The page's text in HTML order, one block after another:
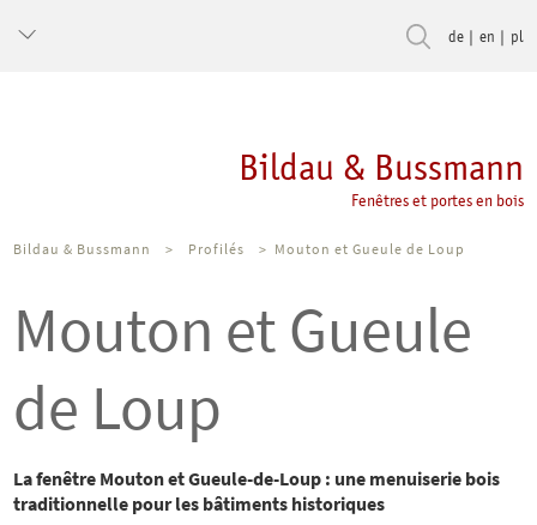
de en pl
Bildau & Bussmann
Fenêtres et portes en bois
Bildau & Bussmann > Profilés > Mouton et Gueule de Loup
Mouton et Gueule
de Loup
La fenêtre Mouton et Gueule-de-Loup : une menuiserie bois
traditionnelle pour les bâtiments historiques